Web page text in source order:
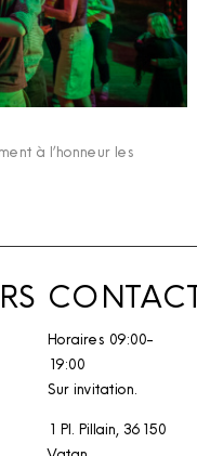
à l’honneur les
Horaires 09:00-
19:00
Sur invitation.
1 Pl. Pillain, 36150